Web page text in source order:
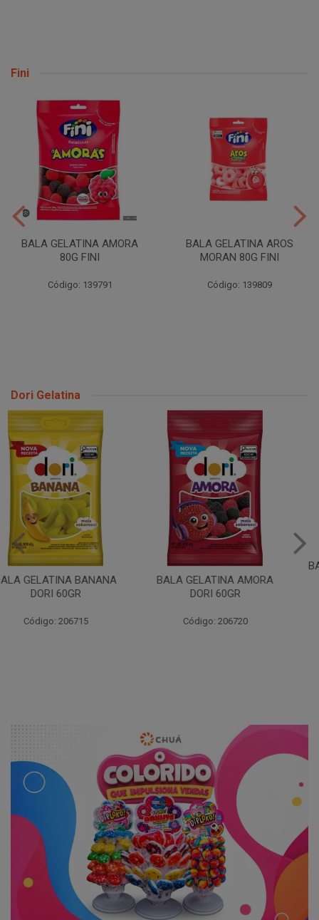
Fini
BALA GELATINA AMORA
80G FINI
Código: 139791
BALA GELATINA AROS
MORAN 80G FINI
Código: 139809
Dori Gelatina
BALA GELATINA AMORA
DORI 60GR
Código: 206720
BALA GELATINA URSO DORI
60GR